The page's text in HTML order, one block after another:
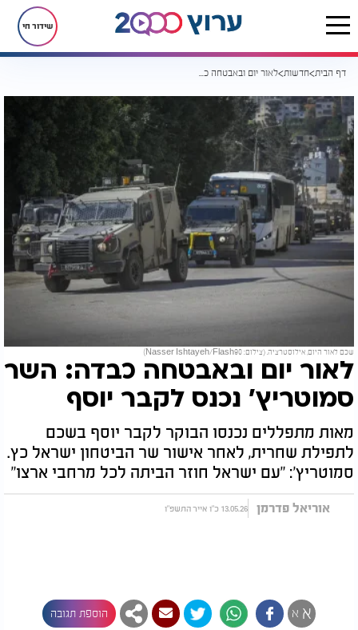
שידור חי
דף הבית חדשות לאור יום ובאבטחה כבדה: השר סמוטריץ' נכנס לקבר יוסף
שכם לאור היום, אילוסטרציה. (צילום: Nasser Ishtayeh/Flash90)
לאור יום ובאבטחה כבדה: השר
סמוטריץ' נכנס לקבר יוסף
מאות מתפללים נכנסו הבוקר לקבר יוסף בשכם
לתפילת שחרית, לאחר אישור שר הביטחון ישראל כץ.
סמוטריץ': "עם ישראל חוזר הביתה לכל מרחבי ארצו"
אוריאל פדרמן 13.05.26 כ"ו אייר התשפ"ו
א א הוספת תגובה